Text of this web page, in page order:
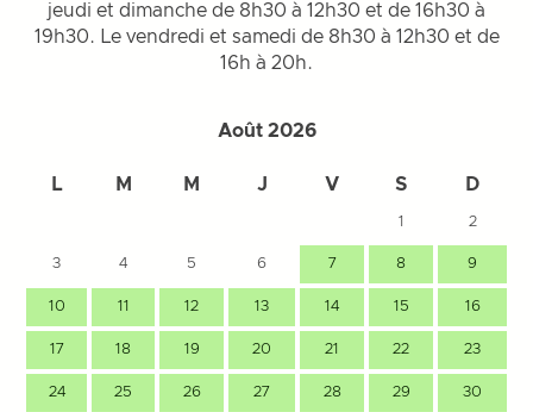
jeudi et dimanche de 8h30 à 12h30 et de 16h30 à
19h30. Le vendredi et samedi de 8h30 à 12h30 et de
16h à 20h.
Août 2026
L M M J V S D
1 2
3 4 5 6 7 8 9
10 11 12 13 14 15 16
17 18 19 20 21 22 23
24 25 26 27 28 29 30